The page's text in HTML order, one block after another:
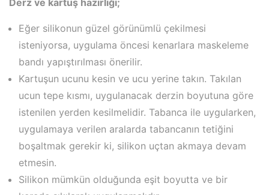
Derz ve kartuş hazırlığı;
Eğer silikonun güzel görünümlü çekilmesi
isteniyorsa, uygulama öncesi kenarlara maskeleme
bandı yapıştırılması önerilir.
Kartuşun ucunu kesin ve ucu yerine takın. Takılan
ucun tepe kısmı, uygulanacak derzin boyutuna göre
istenilen yerden kesilmelidir. Tabanca ile uygularken,
uygulamaya verilen aralarda tabancanın tetiğini
boşaltmak gerekir ki, silikon uçtan akmaya devam
etmesin.
Silikon mümkün olduğunda eşit boyutta ve bir